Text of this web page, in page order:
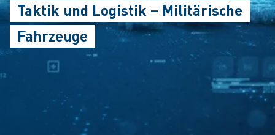
Taktik und Logistik – Militärische
Fahrzeuge